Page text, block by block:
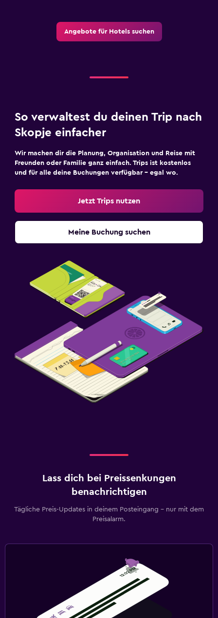
Kleiderständer
Kleiderschrank oder Garderobe
Wäschezimmer
Gesundheit und Sicherheit
Tägliche Reinigung
Sicherheit rund um die Uhr
Arbeitsbereich
Fax/Kopierer
Schreibtisch
Kinderbett/Zusatzbett
Kinderfreundliches Buffet
Angebote für Hotels suchen
So verwaltest du deinen Trip nach
Skopje einfacher
Wir machen dir die Planung, Organisation und Reise mit
Freunden oder Familie ganz einfach. Trips ist kostenlos
und für alle deine Buchungen verfügbar – egal wo.
Jetzt Trips nutzen
Meine Buchung suchen
Lass dich bei Preissenkungen
benachrichtigen
Tägliche Preis-Updates in deinem Posteingang – nur mit dem
Preisalarm.